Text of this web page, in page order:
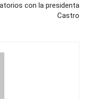
con la presidenta
Castro